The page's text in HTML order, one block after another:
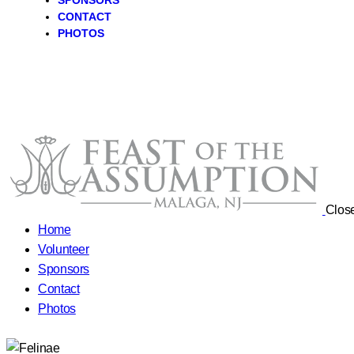
CONTACT
PHOTOS
Home
Volunteer
Sponsors
Contact
Photos